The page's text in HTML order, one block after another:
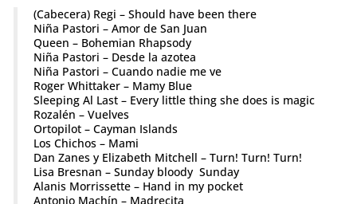
(Cabecera) Regi – Should have been there
Niña Pastori – Amor de San Juan
Queen – Bohemian Rhapsody
Niña Pastori – Desde la azotea
Niña Pastori – Cuando nadie me ve
Roger Whittaker – Mamy Blue
Sleeping Al Last – Every little thing she does is magic
Rozalén – Vuelves
Ortopilot – Cayman Islands
Los Chichos – Mami
Dan Zanes y Elizabeth Mitchell – Turn! Turn! Turn!
Lisa Bresnan – Sunday bloody Sunday
Alanis Morrissette – Hand in my pocket
Antonio Machín – Madrecita